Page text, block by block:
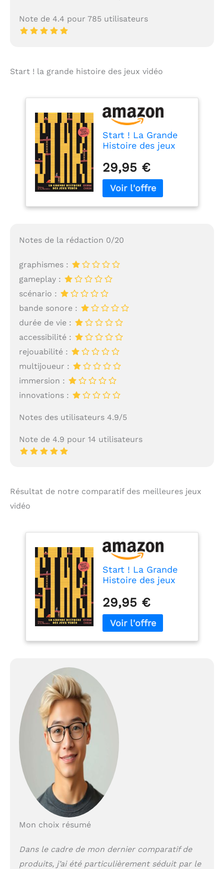
nouvelles tendances
des mondes infinis à
découvrir, grâce à des
conçus pour apporter
de la joie dans la vie
des gens. Legami
explore les mondes
Stationery, agences et
calendriers, lifestyle,
beauty, Hi-Tech, sacs,
accessoires et bien plus
encore et fait de
chaque produit une
philosophie
Note de 4.4 pour 785 utilisateurs
Start ! la grande histoire des jeux vidéo
Start ! La Grande
Histoire des jeux
29,95 €
Notes de la rédaction 0/20
graphismes :
gameplay :
scénario :
bande sonore :
durée de vie :
accessibilité :
rejouabilité :
multijoueur :
immersion :
innovations :
Notes des utilisateurs 4.9/5
Note de 4.9 pour 14 utilisateurs
Résultat de notre comparatif des meilleures jeux
vidéo
Start ! La Grande
Histoire des jeux
29,95 €
Mon choix résumé
Dans le cadre de mon dernier comparatif de
produits, j’ai été particulièrement séduit par le